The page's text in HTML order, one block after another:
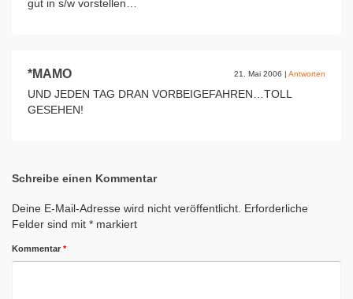
gut in s/w vorstellen…
*MAMO 21. Mai 2006 | Antworten
UND JEDEN TAG DRAN VORBEIGEFAHREN…TOLL
GESEHEN!
Schreibe einen Kommentar
Deine E-Mail-Adresse wird nicht veröffentlicht. Erforderliche
Felder sind mit * markiert
Kommentar *